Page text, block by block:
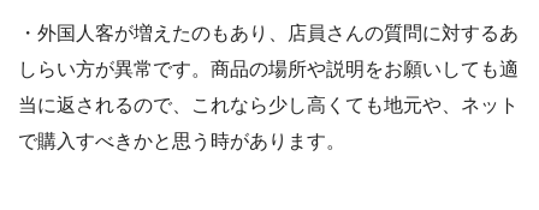
・外国人客が増えたのもあり、店員さんの質問に対するあ
しらい方が異常です。商品の場所や説明をお願いしても適
当に返されるので、これなら少し高くても地元や、ネット
で購入すべきかと思う時があります。